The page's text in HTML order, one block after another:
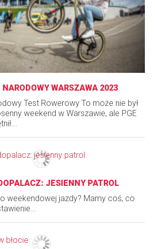
NARODOWY WARSZAWA 2023
Test Rowerowy To może nie był
weekend w Warszawie, ale PGE
JESIENNY PATROL
weekendowej jazdy? Mamy coś, co